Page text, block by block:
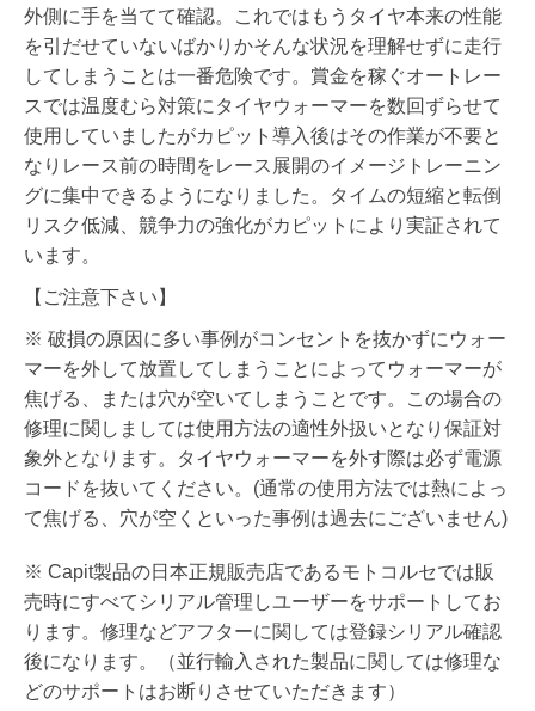
外側に手を当てて確認。これではもうタイヤ本来の性能
を引だせていないばかりかそんな状況を理解せずに走行
してしまうことは一番危険です。賞金を稼ぐオートレー
スでは温度むら対策にタイヤウォーマーを数回ずらせて
使用していましたがカピット導入後はその作業が不要と
なりレース前の時間をレース展開のイメージトレーニン
グに集中できるようになりました。タイムの短縮と転倒
リスク低減、競争力の強化がカピットにより実証されて
います。
【ご注意下さい】
※ 破損の原因に多い事例がコンセントを抜かずにウォー
マーを外して放置してしまうことによってウォーマーが
焦げる、または穴が空いてしまうことです。この場合の
修理に関しましては使用方法の適性外扱いとなり保証対
象外となります。タイヤウォーマーを外す際は必ず電源
コードを抜いてください。(通常の使用方法では熱によっ
て焦げる、穴が空くといった事例は過去にございません)
※ Capit製品の日本正規販売店であるモトコルセでは販
売時にすべてシリアル管理しユーザーをサポートしてお
ります。修理などアフターに関しては登録シリアル確認
後になります。（並行輸入された製品に関しては修理な
どのサポートはお断りさせていただきます）